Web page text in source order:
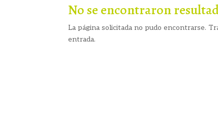
No se encontraron
La página solicitada no pudo encontrarse.
entrada.